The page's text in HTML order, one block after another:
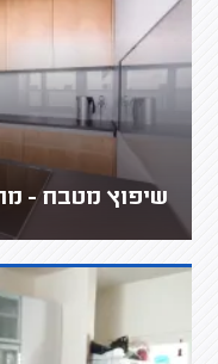
שיפוץ מטבח -